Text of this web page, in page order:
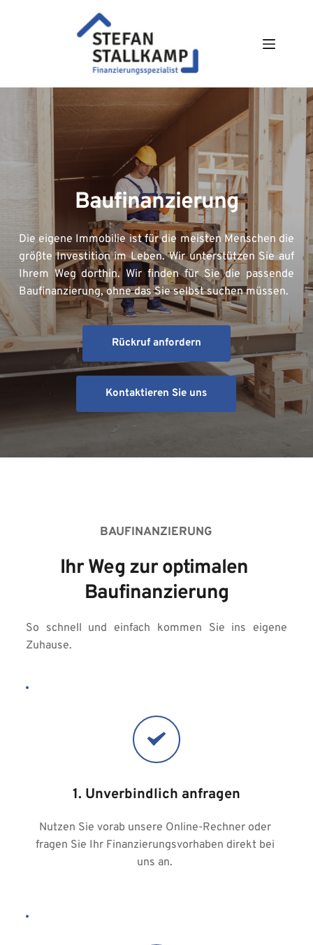
Baufinanzierung
Die eigene Immobilie ist für die meisten Menschen die
größte Investition im Leben. Wir unterstützen Sie auf
Ihrem Weg dorthin. Wir finden für Sie die passende
Baufinanzierung, ohne das Sie selbst suchen müssen.
Rückruf anfordern
Kontaktieren Sie uns
BAUFINANZIERUNG
Ihr Weg zur optimalen
Baufinanzierung
So schnell und einfach kommen Sie ins eigene
Zuhause.
1. Unverbindlich anfragen
Nutzen Sie vorab unsere Online-Rechner oder
fragen Sie Ihr Finanzierungsvorhaben direkt bei
uns an.